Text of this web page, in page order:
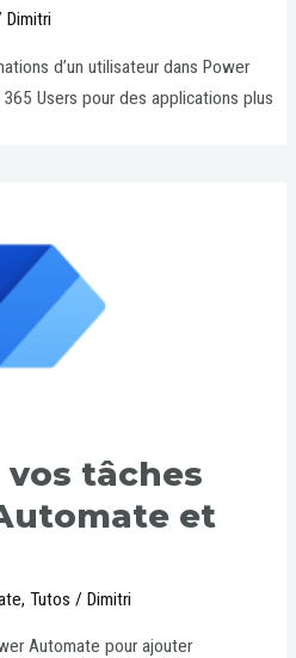
Dimitri
d’un utilisateur dans Power
Users pour des applications plus
tâches
et
,Tutos /Dimitri
Automate pour ajouter